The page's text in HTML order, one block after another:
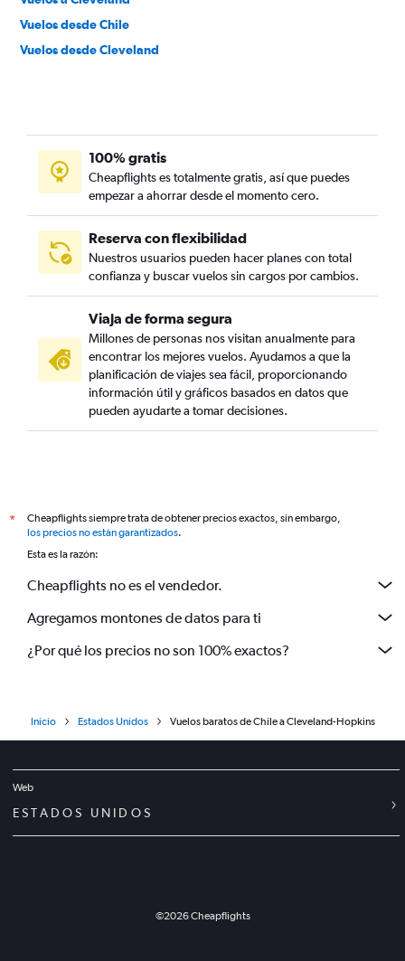
Vuelos desde Chile
Vuelos desde Cleveland
100% gratis
Cheapflights es totalmente gratis, así que puedes
empezar a ahorrar desde el momento cero.
Reserva con flexibilidad
Nuestros usuarios pueden hacer planes con total
confianza y buscar vuelos sin cargos por cambios.
Viaja de forma segura
Millones de personas nos visitan anualmente para
encontrar los mejores vuelos. Ayudamos a que la
planificación de viajes sea fácil, proporcionando
información útil y gráficos basados en datos que
pueden ayudarte a tomar decisiones.
*
Cheapflights siempre trata de obtener precios exactos, sin embargo,
los precios no están garantizados.
Esta es la razón:
Cheapflights no es el vendedor.
Agregamos montones de datos para ti
¿Por qué los precios no son 100% exactos?
Inicio Estados Unidos Vuelos baratos de Chile a Cleveland-Hopkins
Web
ESTADOS UNIDOS
©2026Cheapflights